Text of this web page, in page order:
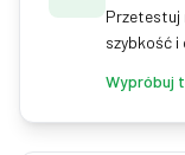
Przetestuj
szybkość i
Wypróbuj